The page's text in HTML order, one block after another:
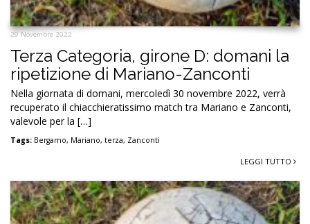
29 Novembre 2022
Terza Categoria, girone D: domani la
ripetizione di Mariano-Zanconti
Nella giornata di domani, mercoledì 30 novembre 2022, verrà
recuperato il chiacchieratissimo match tra Mariano e Zanconti,
valevole per la […]
Tags: Bergamo, Mariano, terza, Zanconti
LEGGI TUTTO